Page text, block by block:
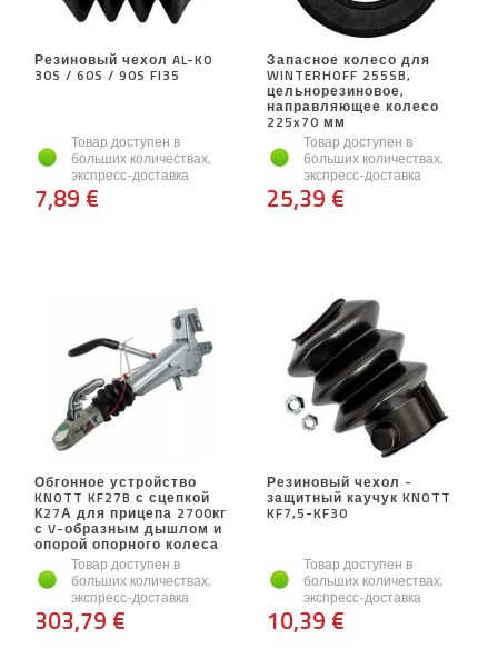
Резиновый чехол AL-KO
30S / 60S / 90S FI35
Товар доступен в
больших количествах,
экспресс-доставка
7,89 €
Запасное колесо для
WINTERHOFF 255SB,
цельнорезиновое,
направляющее колесо
225x70 мм
Товар доступен в
больших количествах,
экспресс-доставка
25,39 €
Обгонное устройство
KNOTT KF27B с сцепкой
К27А для прицепа 2700кг
с V-образным дышлом и
опорой опорного колеса
Товар доступен в
больших количествах,
экспресс-доставка
303,79 €
Резиновый чехол -
защитный каучук KNOTT
KF7,5-KF30
Товар доступен в
больших количествах,
экспресс-доставка
10,39 €